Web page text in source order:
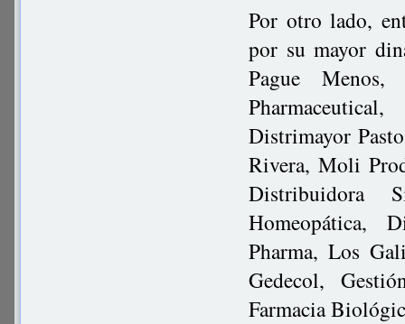
Por otro lado,
por su mayor
Pague Menos,
Distrimayor
Rivera, Moli
Distribuidora
Homeopática,
Pharma, Los
Gedecol,
Farmacia